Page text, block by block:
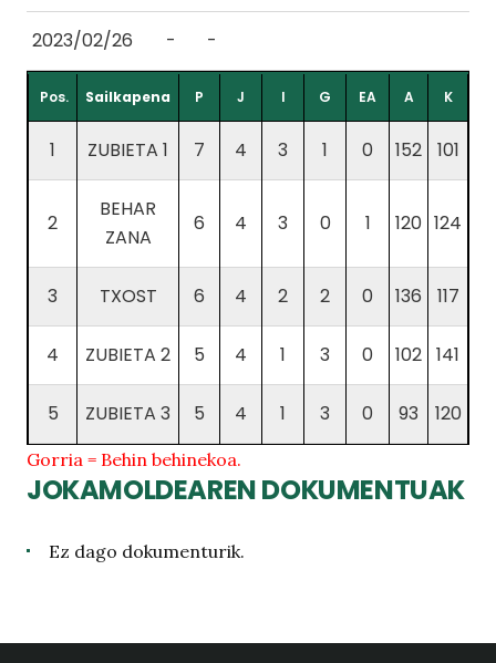
2023/02/26 - -
Pos. Sailkapena P J I G EA A K
1 ZUBIETA 1 7 4 3 1 0 152 101
2
BEHAR
ZANA
6 4 3 0 1 120 124
3 TXOST 6 4 2 2 0 136 117
4 ZUBIETA 2 5 4 1 3 0 102 141
5 ZUBIETA 3 5 4 1 3 0 93 120
Gorria = Behin behinekoa.
JOKAMOLDEAREN DOKUMENTUAK
Ez dago dokumenturik.